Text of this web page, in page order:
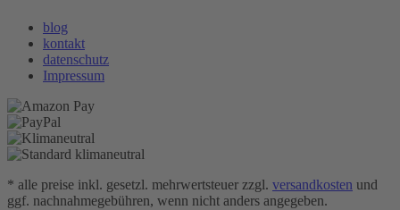
blog
kontakt
datenschutz
Impressum
* alle preise inkl. gesetzl. mehrwertsteuer zzgl. versandkosten und
ggf. nachnahmegebühren, wenn nicht anders angegeben.